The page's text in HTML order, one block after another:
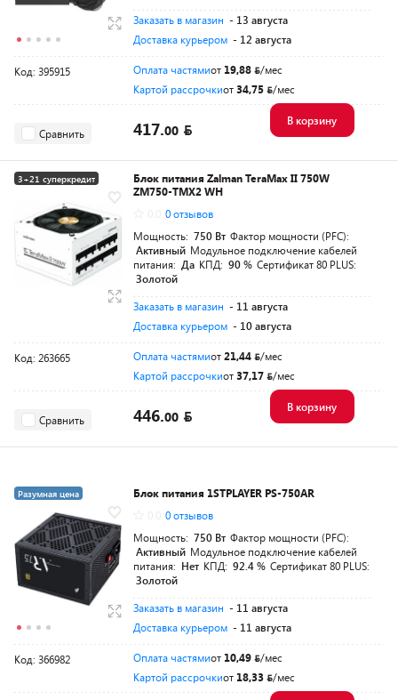
Заказать в магазин - 13 августа
Доставка курьером - 12 августа
Код: 395915 Оплата частямиот 19,88
/мес
Картой рассрочкиот34,75 /мес
Сравнить 417.00
В корзину
3+21 суперкредит
Разумная цена
Блок питания Zalman TeraMax II 750W
ZM750-TMX2 WH
0 отзывов
Мощность: 750 Вт Фактор мощности (PFC):
Активный Модульное подключение кабелей
питания: Да КПД: 90 % Сертификат 80 PLUS:
Золотой
Заказать в магазин - 11 августа
Доставка курьером - 10 августа
Код: 263665 Оплата частямиот21,44
/мес
Картой рассрочкиот37,17 /мес
Сравнить 446.00
В корзину
Разумная цена
Блок питания 1STPLAYER PS-750AR
0 отзывов
Мощность: 750 Вт Фактор мощности (PFC):
Активный Модульное подключение кабелей
питания: Нет КПД: 92.4 % Сертификат 80 PLUS:
Золотой
Заказать в магазин - 11 августа
Доставка курьером - 11 августа
Код: 366982 Оплата частямиот 10,49
/мес
Картой рассрочкиот 18,33 /мес